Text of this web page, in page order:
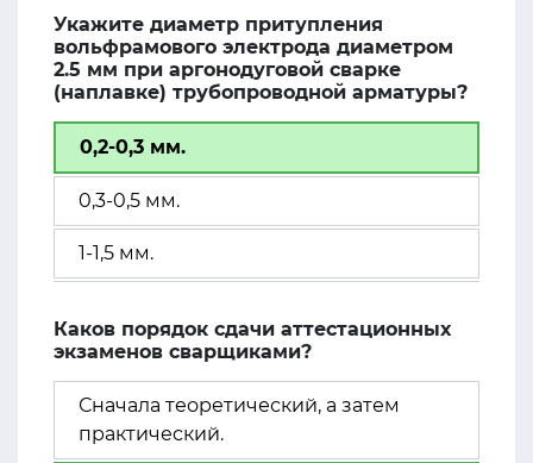
Укажите диаметр притупления
вольфрамового электрода диаметром
2.5 мм при аргонодуговой сварке
(наплавке) трубопроводной арматуры?
0,2-0,3 мм.
0,3-0,5 мм.
1-1,5 мм.
Каков порядок сдачи аттестационных
экзаменов сварщиками?
Сначала теоретический, а затем
практический.